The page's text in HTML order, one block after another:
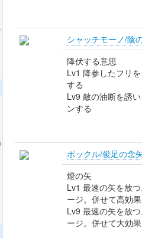
シャッチモーノ/陰
降伏する意思
Lv1 降参したフリ
する
Lv9 敵の油断を誘
ンする
ポックル/俊足の念
燈の矢
Lv1 最速の矢を放
ージ。併せて高効果
Lv9 最速の矢を放
ージ。併せて大効